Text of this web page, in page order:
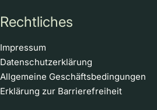
Rechtliches
Impressum
Datenschutzerklärung
Allgemeine Geschäftsbedingungen
Erklärung zur Barrierefreiheit